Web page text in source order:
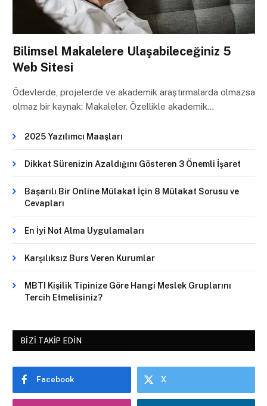
Bilimsel Makalelere Ulaşabileceğiniz 5
Web Sitesi
Ödevlerde, projelerde ve akademik araştırmalarda olmazsa
olmaz bir kaynak: Makaleler. Özellikle akademik…
2025 Yazılımcı Maaşları
Dikkat Sürenizin Azaldığını Gösteren 3 Önemli İşaret
Başarılı Bir Online Mülakat İçin 8 Mülakat Sorusu ve
Cevapları
En İyi Not Alma Uygulamaları
Karşılıksız Burs Veren Kurumlar
MBTI Kişilik Tipinize Göre Hangi Meslek Gruplarını
Tercih Etmelisiniz?
BIZI TAKIP EDIN
Facebook X